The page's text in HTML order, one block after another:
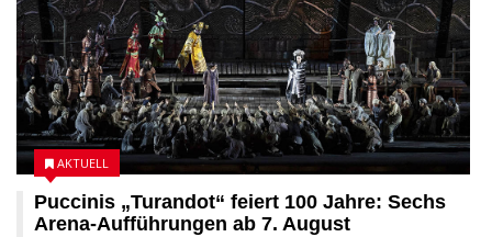
Puccinis „Turandot“ feiert 100 Jahre: Sechs
Arena-Aufführungen ab 7. August
AKTUELL